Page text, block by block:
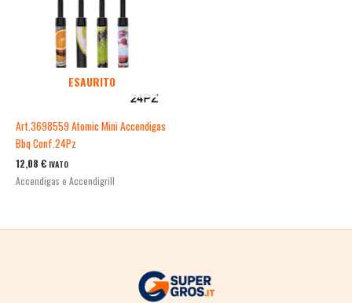
ESAURITO
Art.3698559 Atomic Mini Accendigas
Bbq Conf.24Pz
12,08 € IVATO
Accendigas e Accendigrill